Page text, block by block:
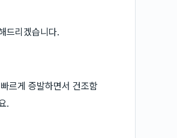
드리겠습니다.
르게 증발하면서 건조함
.